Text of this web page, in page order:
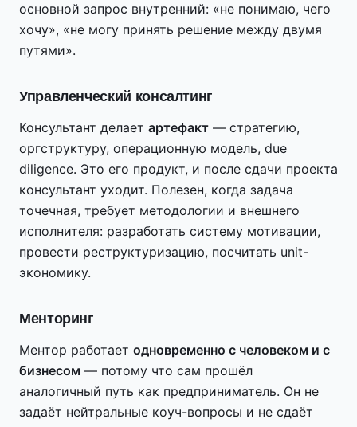
основной запрос внутренний: «не понимаю, чего
хочу», «не могу принять решение между двумя
путями».
Управленческий консалтинг
Консультант делает артефакт — стратегию,
оргструктуру, операционную модель, due
diligence. Это его продукт, и после сдачи проекта
консультант уходит. Полезен, когда задача
точечная, требует методологии и внешнего
исполнителя: разработать систему мотивации,
провести реструктуризацию, посчитать unit-
экономику.
Менторинг
Ментор работает одновременно с человеком и с
бизнесом — потому что сам прошёл
аналогичный путь как предприниматель. Он не
задаёт нейтральные коуч-вопросы и не сдаёт